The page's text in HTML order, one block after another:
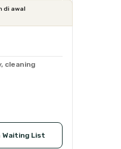
di awal
cleaning
Waiting List